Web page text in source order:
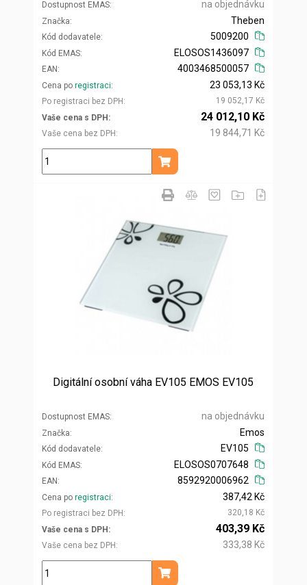
Dostupnost EMAS na objednávku
Značka
Kód dodavatele
Theben
5009200
Kód EMAS
EAN
ELOSOS1436097
4003468500057
Cena po registraci
Po registraci bez DPH
23 053,13 Kč
19 052,17 Kč
Vaše cena s DPH
Vaše cena bez DPH
24 012,10 Kč
19 844,71 Kč
ks
Přidat do košíku
Digitální osobní váha EV105 EMOS EV105
Dostupnost EMAS na objednávku
Značka
Kód dodavatele
Emos
EV105
Kód EMAS
EAN
ELOSOS0707648
8592920006962
Cena po registraci
Po registraci bez DPH
387,42 Kč
320,18 Kč
Vaše cena s DPH
Vaše cena bez DPH
403,39 Kč
333,38 Kč
ks
Přidat do košíku